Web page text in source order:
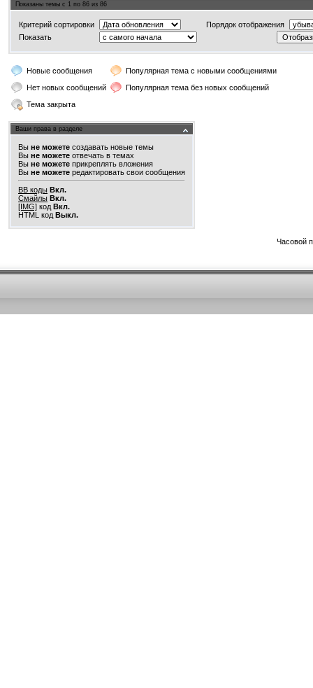
Показаны темы с 1 по 86 из 86
Критерий сортировки
Порядок отображения
Показать
Новые сообщения
Популярная тема с новыми сообщениями
Нет новых сообщений
Популярная тема без новых сообщений
Тема закрыта
Ваши права в разделе
Вы не можете создавать новые темы
Вы не можете отвечать в темах
Вы не можете прикреплять вложения
Вы не можете редактировать свои сообщения
BB коды Вкл.
Смайлы Вкл.
[IMG] код Вкл.
HTML код Выкл.
Часовой